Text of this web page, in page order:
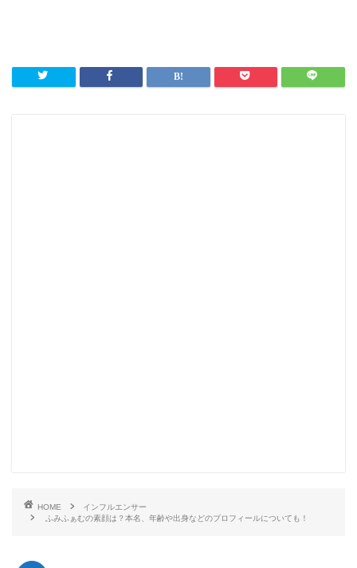
HOME
インフルエンサー
ふみふぁむの素顔は？本名、年齢や出身などのプロフィールについても！